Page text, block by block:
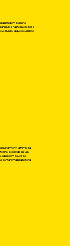
assisti a um desenho
e nas técnicas que a
alunos, já que o currículo
Harmony, através da
(PE) deixou de ser um
saindo um pouco do
contar uma boa história